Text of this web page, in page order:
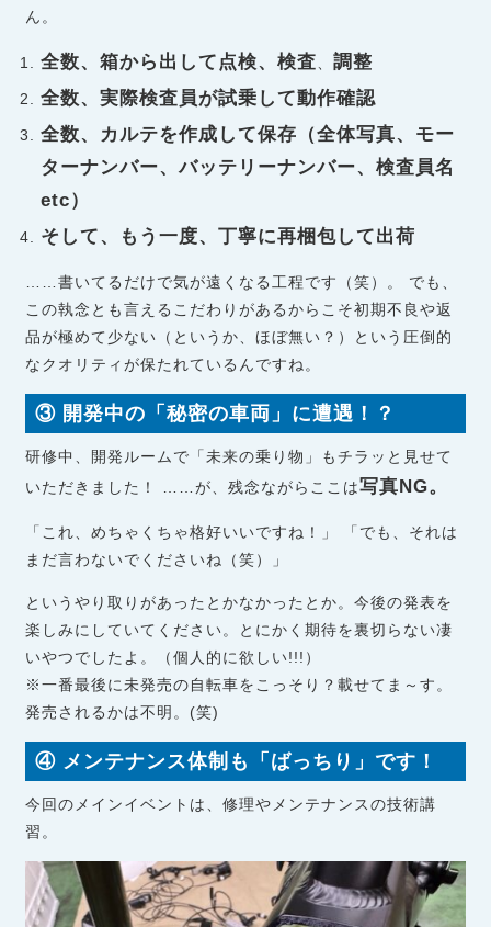
ん。
全数、箱から出して点検、検査 、調整
全数、実際検査員が試乗して動作確認
全数、カルテを作成して保存（全体写真、モー
ターナンバー、バッテリーナンバー、検査員名
etc）
そして、もう一度、丁寧に再梱包して出荷
……書いてるだけで気が遠くなる工程です（笑）。 でも、
この執念とも言えるこだわりがあるからこそ初期不良や返
品が極めて少ない（というか、ほぼ無い？）という圧倒的
なクオリティが保たれているんですね。
③ 開発中の「秘密の車両」に遭遇！？
研修中、開発ルームで「未来の乗り物」もチラッと見せて
いただきました！ ……が、残念ながらここは写真NG。
「これ、めちゃくちゃ格好いいですね！」 「でも、それは
まだ言わないでくださいね（笑）」
というやり取りがあったとかなかったとか。今後の発表を
楽しみにしていてください。とにかく期待を裏切らない凄
いやつでしたよ。（個人的に欲しい!!!）
※一番最後に未発売の自転車をこっそり？載せてま～す。
発売されるかは不明。(笑)
④ メンテナンス体制も「ばっちり」です！
今回のメインイベントは、修理やメンテナンスの技術講
習。